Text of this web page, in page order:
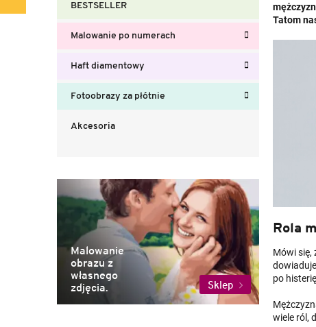
BESTSELLER
Malowanie po numerach
Haft diamentowy
Fotoobrazy za płótnie
Akcesoria
Malowanie
obrazu z
własnego
zdjęcia.
Sklep
Tatom
Rola
Mówi się,
po
wiele ról,